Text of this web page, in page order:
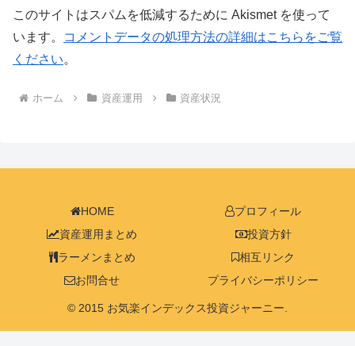
このサイトはスパムを低減するために Akismet を使って
います。
コメントデータの処理方法の詳細はこちらをご覧
ください。
ホーム 資産運用 資産状況
HOME
プロフィール
資産運用まとめ
投資方針
ラーメンまとめ
相互リンク
お問合せ
プライバシーポリシー
© 2015 お気楽インデックス投資ジャーニー.